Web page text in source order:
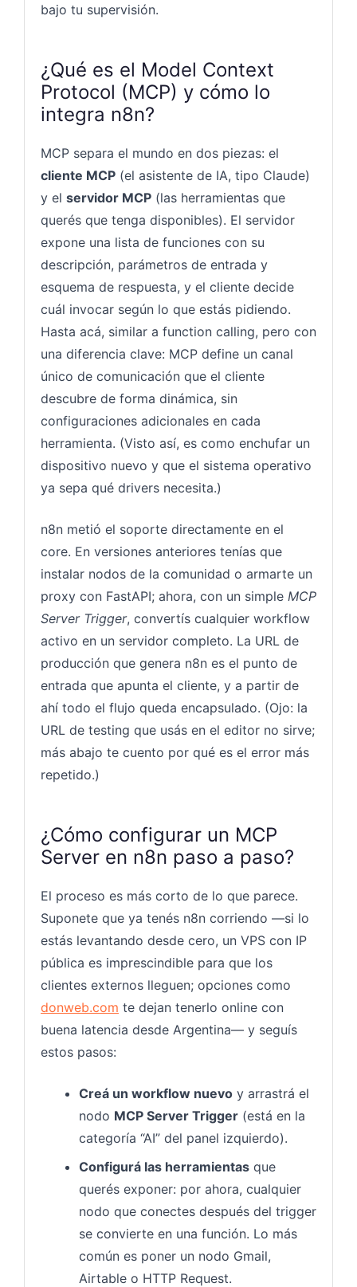
bajo tu supervisión.
¿Qué es el Model Context
Protocol (MCP) y cómo lo
integra n8n?
MCP separa el mundo en dos piezas: el
cliente MCP (el asistente de IA, tipo Claude)
y el servidor MCP (las herramientas que
querés que tenga disponibles). El servidor
expone una lista de funciones con su
descripción, parámetros de entrada y
esquema de respuesta, y el cliente decide
cuál invocar según lo que estás pidiendo.
Hasta acá, similar a function calling, pero con
una diferencia clave: MCP define un canal
único de comunicación que el cliente
descubre de forma dinámica, sin
configuraciones adicionales en cada
herramienta. (Visto así, es como enchufar un
dispositivo nuevo y que el sistema operativo
ya sepa qué drivers necesita.)
n8n metió el soporte directamente en el
core. En versiones anteriores tenías que
instalar nodos de la comunidad o armarte un
proxy con FastAPI; ahora, con un simple MCP
Server Trigger, convertís cualquier workflow
activo en un servidor completo. La URL de
producción que genera n8n es el punto de
entrada que apunta el cliente, y a partir de
ahí todo el flujo queda encapsulado. (Ojo: la
URL de testing que usás en el editor no sirve;
más abajo te cuento por qué es el error más
repetido.)
¿Cómo configurar un MCP
Server en n8n paso a paso?
El proceso es más corto de lo que parece.
Suponete que ya tenés n8n corriendo —si lo
estás levantando desde cero, un VPS con IP
pública es imprescindible para que los
clientes externos lleguen; opciones como
donweb.com te dejan tenerlo online con
buena latencia desde Argentina— y seguís
estos pasos:
Creá un workflow nuevo y arrastrá el
nodo MCP Server Trigger (está en la
categoría “AI” del panel izquierdo).
Configurá las herramientas que
querés exponer: por ahora, cualquier
nodo que conectes después del trigger
se convierte en una función. Lo más
común es poner un nodo Gmail,
Airtable o HTTP Request.